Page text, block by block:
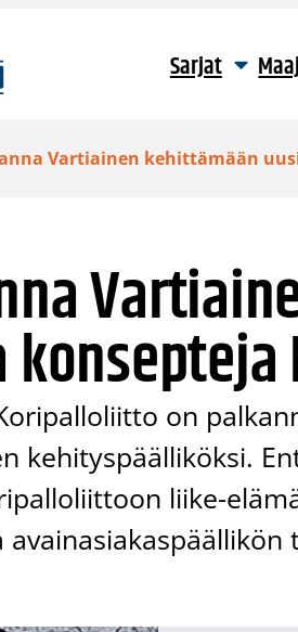
Sarjat
Vartiainen kehittämään
on
kehityspäälliköksi.
liike-
avainasiakaspäällikön